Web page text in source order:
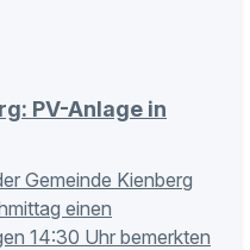
PV-Anlage in
Gemeinde Kienberg
einen
14:30 Uhr bemerkten